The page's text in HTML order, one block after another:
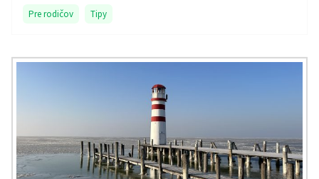
Pre rodičov Tipy